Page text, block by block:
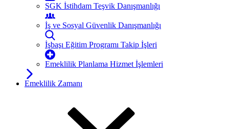
SGK İstihdam Teşvik Danışmanlığı
İş ve Sosyal Güvenlik Danışmanlığı
İşbaşı Eğitim Programı Takip İşleri
Emeklilik Planlama Hizmet İşlemleri
Emeklilik Zamanı